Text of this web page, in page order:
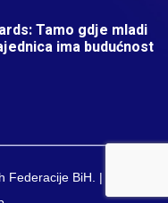
Tamo gdje mladi
ima budućnost
BiH. | Developed